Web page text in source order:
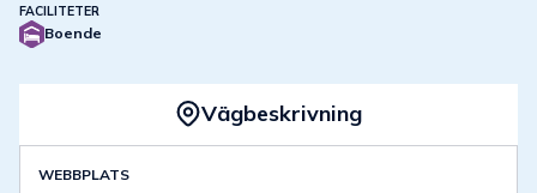
FACILITETER
Boende
Vägbeskrivning
WEBBPLATS